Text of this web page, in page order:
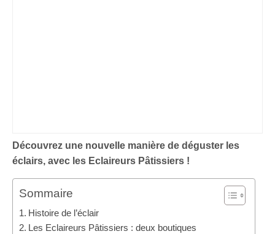
Découvrez une nouvelle manière de déguster les
éclairs, avec les Eclaireurs Pâtissiers !
Sommaire
Histoire de l’éclair
Les Eclaireurs Pâtissiers : deux boutiques